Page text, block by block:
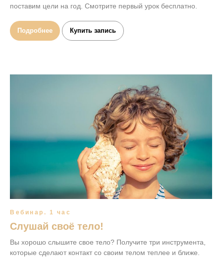
поставим цели на год. Смотрите первый урок бесплатно.
Подробнее Купить запись
Вебинар. 1 час
Слушай своё тело!
Вы хорошо слышите свое тело? Получите три инструмента,
которые сделают контакт со своим телом теплее и ближе.